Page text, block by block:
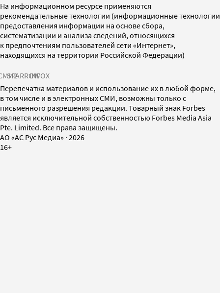
На информационном ресурсе применяются
рекомендательные технологии (информационные технологии
предоставления информации на основе сбора,
систематизации и анализа сведений, относящихся
к предпочтениям пользователей сети «Интернет»,
находящихся на территории Российской Федерации)
SPARROWINFOX
Перепечатка материалов и использование их в любой форме,
в том числе и в электронных СМИ, возможны только с
письменного разрешения редакции. Товарный знак Forbes
является исключительной собственностью Forbes Media Asia
Pte. Limited. Все права защищены.
AO «АС Рус Медиа» · 2026
16+